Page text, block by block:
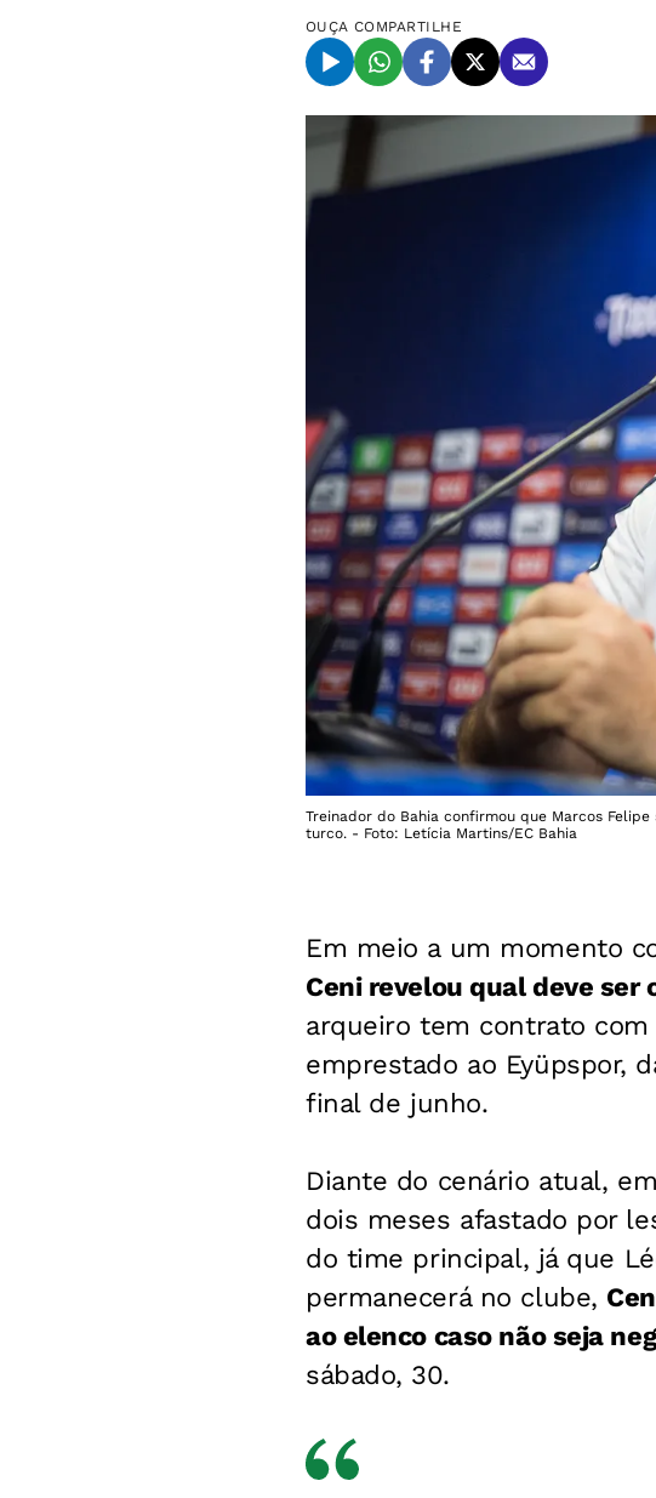
OUÇA COMPARTILHE
Treinador do Bahia confirmou que Marcos
turco. - Foto: Letícia Martins/EC Bahia
Em meio a um momento
Ceni revelou qual deve ser
arqueiro tem contrato
emprestado ao Eyüpspor,
final de junho.
Diante do cenário atual,
dois meses afastado por
do time principal, já que
permanecerá no clube,
ao elenco caso não seja
sábado, 30.